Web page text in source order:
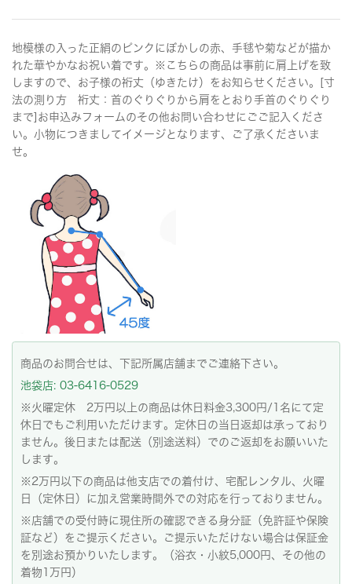
地模様の入った正絹のピンクにぼかしの赤、手毬や菊などが描か
れた華やかなお祝い着です。※こちらの商品は事前に肩上げを致
しますので、お子様の裄丈（ゆきたけ）をお知らせください。[寸
法の測り方 裄丈：首のぐりぐりから肩をとおり手首のぐりぐり
まで]お申込みフォームのその他お問い合わせにごご記入くださ
い。小物につきましてイメージとなります、ご了承くださいま
せ。
商品のお問合せは、下記所属店舗までご連絡下さい。
池袋店: 03-6416-0529
※火曜定休 2万円以上の商品は休日料金3,300円/1名にて定
休日でもご利用いただけます。定休日の当日返却は承っており
ません。後日または配送（別途送料）でのご返却をお願いいた
します。
※2万円以下の商品は他支店での着付け、宅配レンタル、火曜
日（定休日）に加え営業時間外での対応を行っておりません。
※店舗での受付時に現住所の確認できる身分証（免許証や保険
証など）をご提示ください。ご提示いただけない場合は保証金
を別途お預かりいたします。（浴衣・小紋5,000円、その他の
着物1万円）